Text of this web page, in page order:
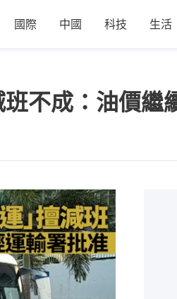
國際 中國 科技 生活
班不成：油價